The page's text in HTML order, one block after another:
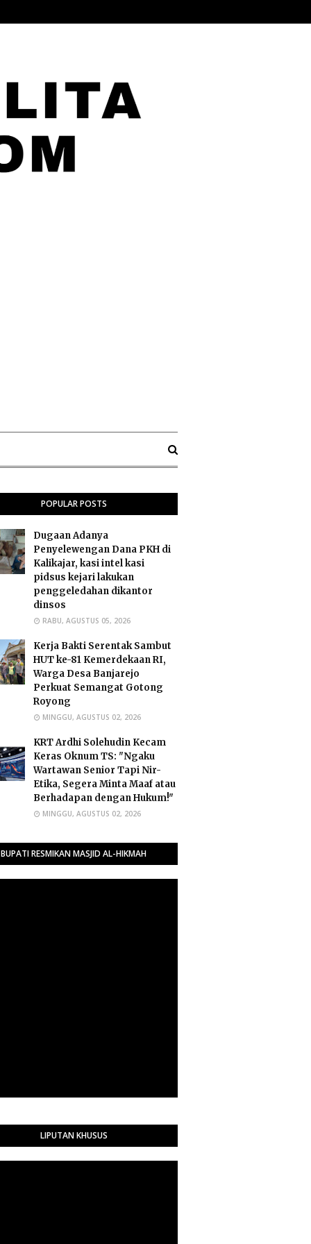
POPULAR POSTS
Dugaan Adanya
Penyelewengan Dana PKH di
Kalikajar, kasi intel kasi
pidsus kejari lakukan
penggeledahan dikantor
dinsos
RABU, AGUSTUS 05, 2026
Kerja Bakti Serentak Sambut
HUT ke-81 Kemerdekaan RI,
Warga Desa Banjarejo
Perkuat Semangat Gotong
Royong
MINGGU, AGUSTUS 02, 2026
​KRT Ardhi Solehudin Kecam
Keras Oknum TS: "Ngaku
Wartawan Senior Tapi Nir-
Etika, Segera Minta Maaf atau
Berhadapan dengan Hukum!"
MINGGU, AGUSTUS 02, 2026
BUPATI RESMIKAN MASJID AL-HIKMAH
LIPUTAN KHUSUS